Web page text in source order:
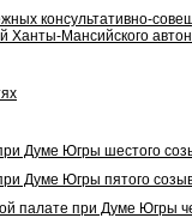
консультативно-
Ханты-Мансийского
Думе Югры шестого
Думе Югры пятого
палате при Думе Югры